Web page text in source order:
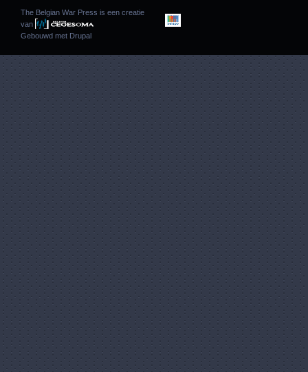
The Belgian War Press is een creatie
van
Gebouwd met Drupal